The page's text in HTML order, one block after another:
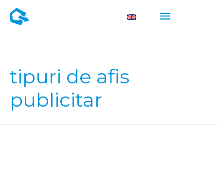
tipuri de afis
publicitar